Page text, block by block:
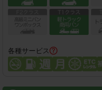
各種サービス